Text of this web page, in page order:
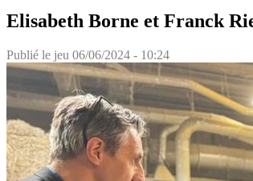
Elisabeth Borne et Franck
Publié le jeu 06/06/2024 - 10:24